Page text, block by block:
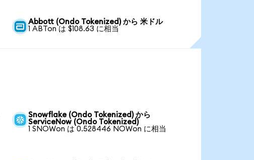
Abbott (Ondo Tokenized) から 米ドル
1 ABTon は $108.63 に相当
Snowflake (Ondo Tokenized) から
ServiceNow (Ondo Tokenized)
1 SNOWon は 0.528446 NOWon に相当